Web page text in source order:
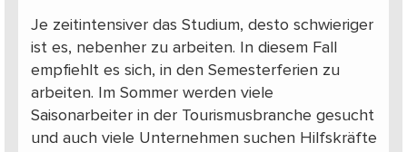
Je zeitintensiver das Studium, desto schwieriger
ist es, nebenher zu arbeiten. In diesem Fall
empfiehlt es sich, in den Semesterferien zu
arbeiten. Im Sommer werden viele
Saisonarbeiter in der Tourismusbranche gesucht
und auch viele Unternehmen suchen Hilfskräfte